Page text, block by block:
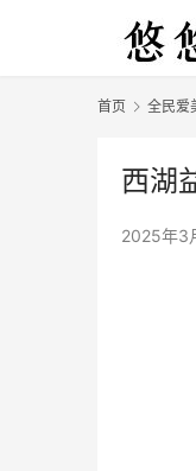
首页 全民爱
西湖
2025年3